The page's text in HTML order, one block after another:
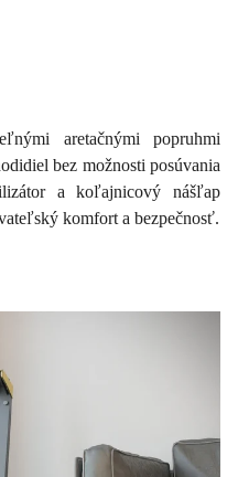
aretačnými popruhmi
bez možnosti posúvania
a koľajnicový nášľap
komfort a bezpečnosť.